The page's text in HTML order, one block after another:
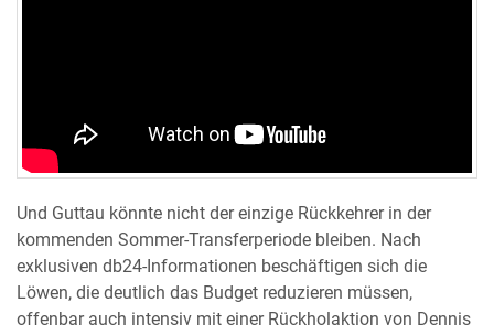
Und Guttau könnte nicht der einzige Rückkehrer in der
kommenden Sommer-Transferperiode bleiben. Nach
exklusiven db24-Informationen beschäftigen sich die
Löwen, die deutlich das Budget reduzieren müssen,
offenbar auch intensiv mit einer Rückholaktion von Dennis